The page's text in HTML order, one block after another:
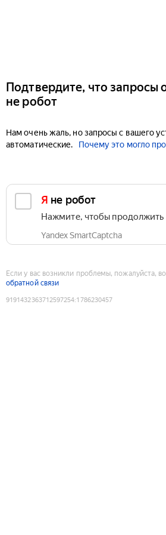
Подтвердите, что запросы
не робот
Нам очень жаль, но запросы с вашего
автоматические.
Почему это могло
Я не робот
Нажмите, чтобы продолжить
Yandex SmartCaptcha
Если у вас возникли проблемы, пожалуйста,
обратной связи
9191432363712597254:1786230457